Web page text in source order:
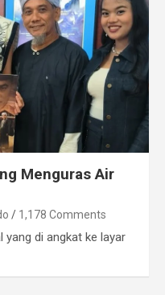
Menguras Air
1,178 Comments
yang di angkat ke layar